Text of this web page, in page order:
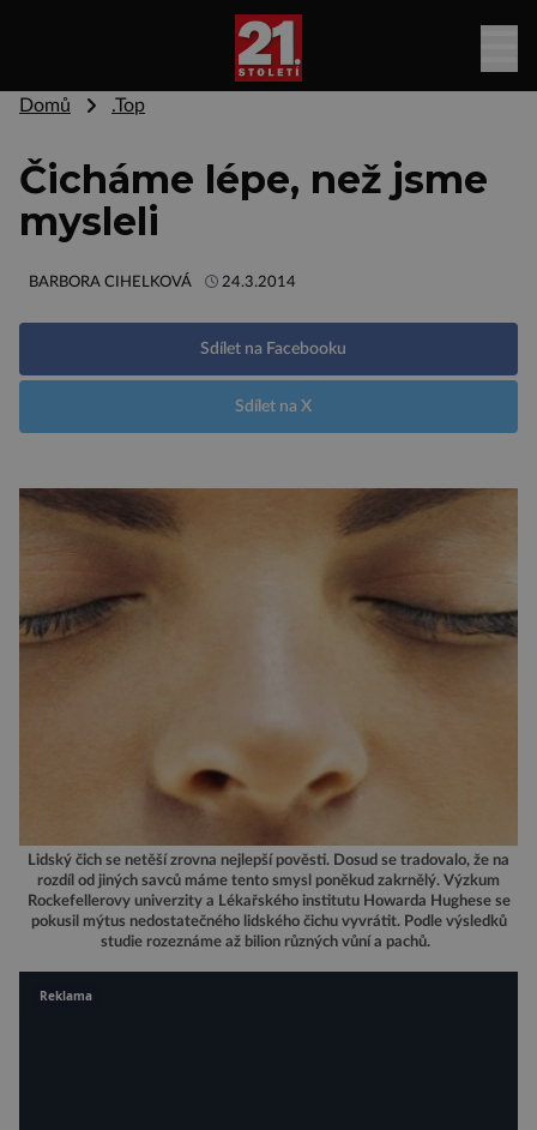
Domů .Top
Čicháme lépe, než jsme
mysleli
BARBORA CIHELKOVÁ 24.3.2014
Sdílet na Facebooku
Sdílet na X
Lidský čich se netěší zrovna nejlepší pověsti. Dosud se tradovalo, že na
rozdíl od jiných savců máme tento smysl poněkud zakrnělý. Výzkum
Rockefellerovy univerzity a Lékařského institutu Howarda Hughese se
pokusil mýtus nedostatečného lidského čichu vyvrátit. Podle výsledků
studie rozeznáme až bilion různých vůní a pachů.
Reklama